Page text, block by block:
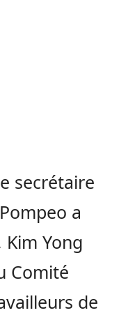
secrétaire
a
Yong
Comité
de